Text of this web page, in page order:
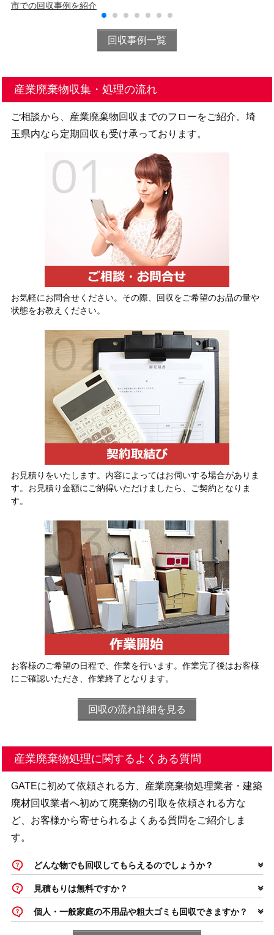
市での回収事例を紹介
回収事例一覧
産業廃棄物収集・処理の流れ
ご相談から、産業廃棄物回収までのフローをご紹介。埼
玉県内なら定期回収も受け承っております。
お気軽にお問合せください。その際、回収をご希望のお品の量や
状態をお教えください。
お見積りをいたします。内容によってはお伺いする場合がありま
す。お見積り金額にご納得いただけましたら、ご契約となりま
す。
お客様のご希望の日程で、作業を行います。作業完了後はお客様
にご確認いただき、作業終了となります。
回収の流れ詳細を見る
産業廃棄物処理に関するよくある質問
GATEに初めて依頼される方、産業廃棄物処理業者・建築
廃材回収業者へ初めて廃棄物の引取を依頼される方な
ど、お客様から寄せられるよくある質問をご紹介しま
す。
どんな物でも回収してもらえるのでしょうか？
見積もりは無料ですか？
個人・一般家庭の不用品や粗大ゴミも回収できますか？